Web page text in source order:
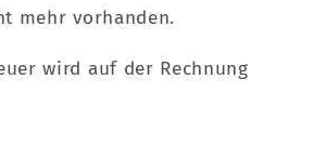
mehr vorhanden.
wird auf der Rechnung